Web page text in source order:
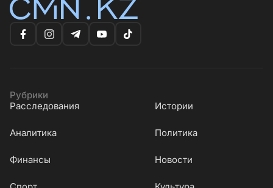
Рубрики
Расследования
Истории
Аналитика Политика
Финансы Новости